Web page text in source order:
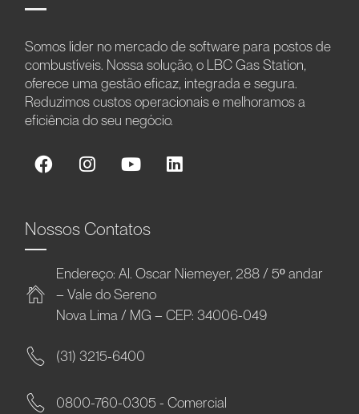
Somos líder no mercado de software para postos de
combustíveis. Nossa solução, o LBC Gas Station,
oferece uma gestão eficaz, integrada e segura.
Reduzimos custos operacionais e melhoramos a
eficiência do seu negócio.
Nossos Contatos
Endereço: Al. Oscar Niemeyer, 288 / 5º andar
– Vale do Sereno
Nova Lima / MG – CEP: 34006-049
(31) 3215-6400
0800-760-0305 - Comercial